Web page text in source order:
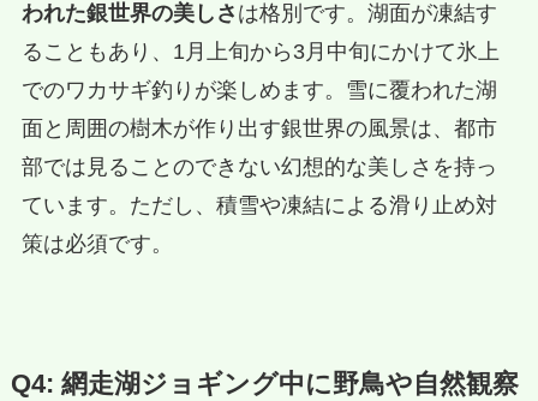
われた銀世界の美しさ は格別です。湖面が凍結す
ることもあり、1月上旬から3月中旬にかけて氷上
でのワカサギ釣りが楽しめます。雪に覆われた湖
面と周囲の樹木が作り出す銀世界の風景は、都市
部では見ることのできない幻想的な美しさを持っ
ています。ただし、積雪や凍結による滑り止め対
策は必須です。
Q4: 網走湖ジョギング中に野鳥や自然観察